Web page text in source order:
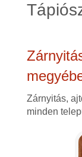
Zárnyitás,
minden